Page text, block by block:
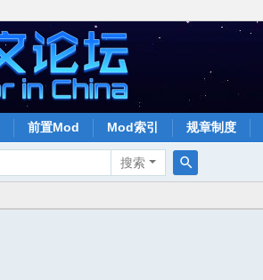
前置Mod Mod索引 规章制度
搜索
搜
索